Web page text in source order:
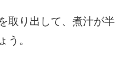
取り出して、煮汁が半
う。